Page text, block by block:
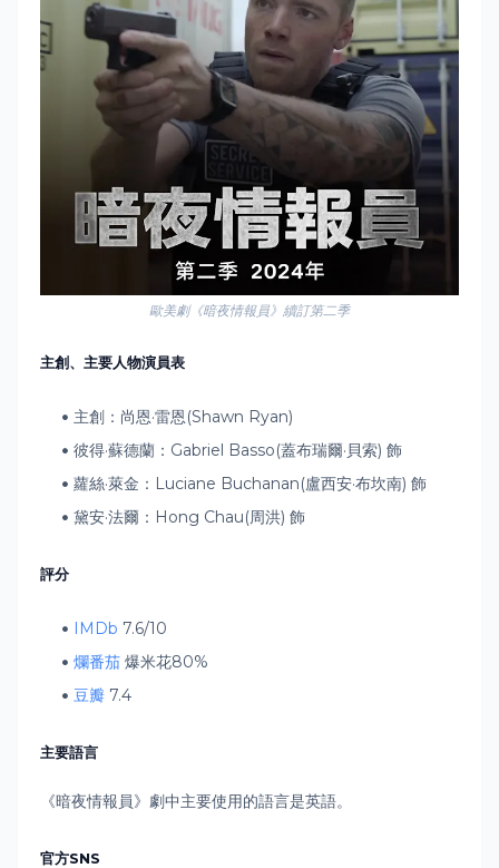
歐美劇《暗夜情報員》續訂第二季
主創、主要人物演員表
主創：尚恩·雷恩(Shawn Ryan)
彼得·蘇德蘭：Gabriel Basso(蓋布瑞爾·貝索) 飾
蘿絲·萊金：Luciane Buchanan(盧西安·布坎南) 飾
黛安·法爾：Hong Chau(周洪) 飾
評分
IMDb 7.6/10
爛番茄 爆米花80%
豆瓣 7.4
主要語言
《暗夜情報員》劇中主要使用的語言是英語。
官方SNS